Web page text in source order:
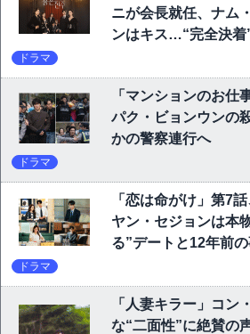
ニが会長就任、ナム
ンはキス…“完全決着
ドラマ
「マンションのお仕
パク・ビョンウンの
かの警察連行へ
ドラマ
「恋は命がけ」第7
ヤン・セジョンは本
る”デートと12年前
ドラマ
「人妻キラー」コン
な“二面性”に絶賛の